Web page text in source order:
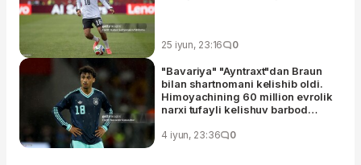
25 iyun, 23:16 0
"Bavariya" "Ayntraxt"dan Braun
bilan shartnomani kelishib oldi.
Himoyachining 60 million evrolik
narxi tufayli kelishuv barbod
4 iyun, 23:36 0